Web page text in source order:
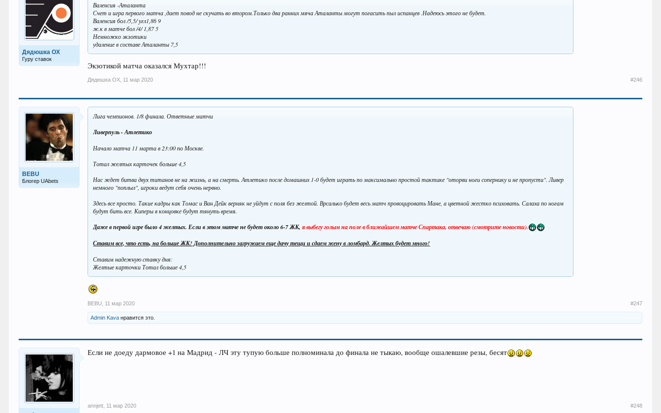
Дядюшка ОХ
Гуру ставок
Валенсия -Аталанта
Счет и игра первого матча ,дает повод не скучать во втором.Только два ранних мяча Аталанты могут погасить пыл испанцев .Надеюсь этого не будет.
Валенсия бол /5,5/ угл1,86 9
ж.к в матче бол /4/ 1,87 5
Немножко экзотики
удаление в составе Аталанты 7,5
Экзотикой матча оказался Мухтар!!!
Дядюшка ОХ 11 мар 2020 #246
BEBU
Блогер UAbets
Лига чемпионов. 1/8 финала. Ответные матчи
Ливерпуль - Атлетико
Начало матча 11 марта в 23:00 по Москве.
Тотал желтых карточек больше 4,5
Нас ждет битва двух титанов не на жизнь, а на смерть. Атлетико после домашних 1-0 будет играть по максимально простой тактике "оторви ноги сопернику и не пропусти". Ливер
немного "поплыл", игроки ведут себя очень нервно.
Здесь все просто. Такие кадры как Томас и Ван Дейк верняк не уйдут с поля без желтой. Врсалько будет весь матч провоцировать Мане, а цветной жестко психовать. Салаха по ногам
будут бить все. Киперы в концовке будут тянуть время.
Даже в первой игре было 4 желтых. Если в этом матче не будет около 6-7 ЖК,я выбегу голым на поле в ближайшем матче Спартака, отвечаю (смотрите новости).
Ставим все, что есть, на больше ЖК! Дополнительно загружаем еще дачу тещи и сдаем жену в ломбард. Желтых будет много!
Ставим надежную ставку дня:
Желтые карточки Тотал больше 4,5
BEBU 11 мар 2020 #247
Admin Kava нравится это.
Если не доеду дармовое +1 на Мадрид - ЛЧ эту тупую больше полноминала до финала не тыкаю, вообще ошалевшие резы, бесят
annjett 11 мар 2020 #248